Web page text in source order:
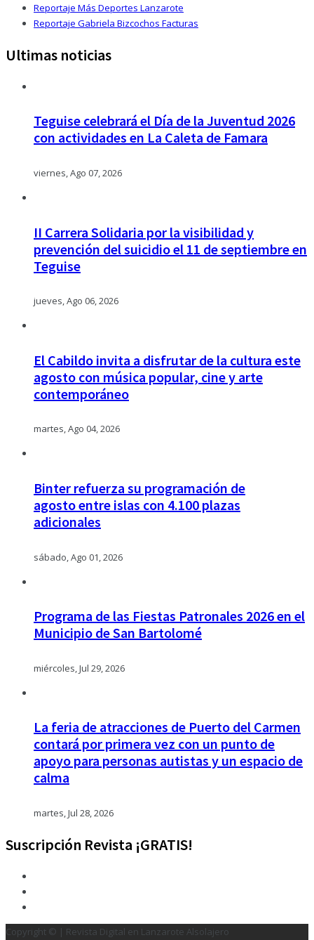
Reportaje Más Deportes Lanzarote
Reportaje Gabriela Bizcochos Facturas
Ultimas noticias
Teguise celebrará el Día de la Juventud 2026
con actividades en La Caleta de Famara
viernes, Ago 07, 2026
II Carrera Solidaria por la visibilidad y
prevención del suicidio el 11 de septiembre en
Teguise
jueves, Ago 06, 2026
El Cabildo invita a disfrutar de la cultura este
agosto con música popular, cine y arte
contemporáneo
martes, Ago 04, 2026
Binter refuerza su programación de
agosto entre islas con 4.100 plazas
adicionales
sábado, Ago 01, 2026
Programa de las Fiestas Patronales 2026 en el
Municipio de San Bartolomé
miércoles, Jul 29, 2026
La feria de atracciones de Puerto del Carmen
contará por primera vez con un punto de
apoyo para personas autistas y un espacio de
calma
martes, Jul 28, 2026
Suscripción Revista ¡GRATIS!
Copyright © | Revista Digital en Lanzarote Alsolajero